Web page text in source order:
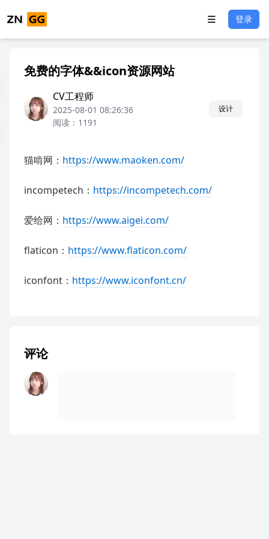
登录
免费的字体&&icon资源网站
CV工程师
2025-08-01 08:26:36
阅读：1191
设计
猫啃网： https://www.maoken.com/
incompetech： https://incompetech.com/
爱给网： https://www.aigei.com/
flaticon： https://www.flaticon.com/
iconfont： https://www.iconfont.cn/
评论